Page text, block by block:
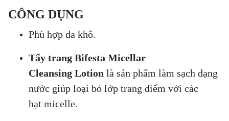
CÔNG DỤNG
Phù hợp da khô.
Tẩy trang Bifesta Micellar
Cleansing Lotion là sản phẩm làm sạch dạng
nước giúp loại bỏ lớp trang điểm với các
hạt micelle.